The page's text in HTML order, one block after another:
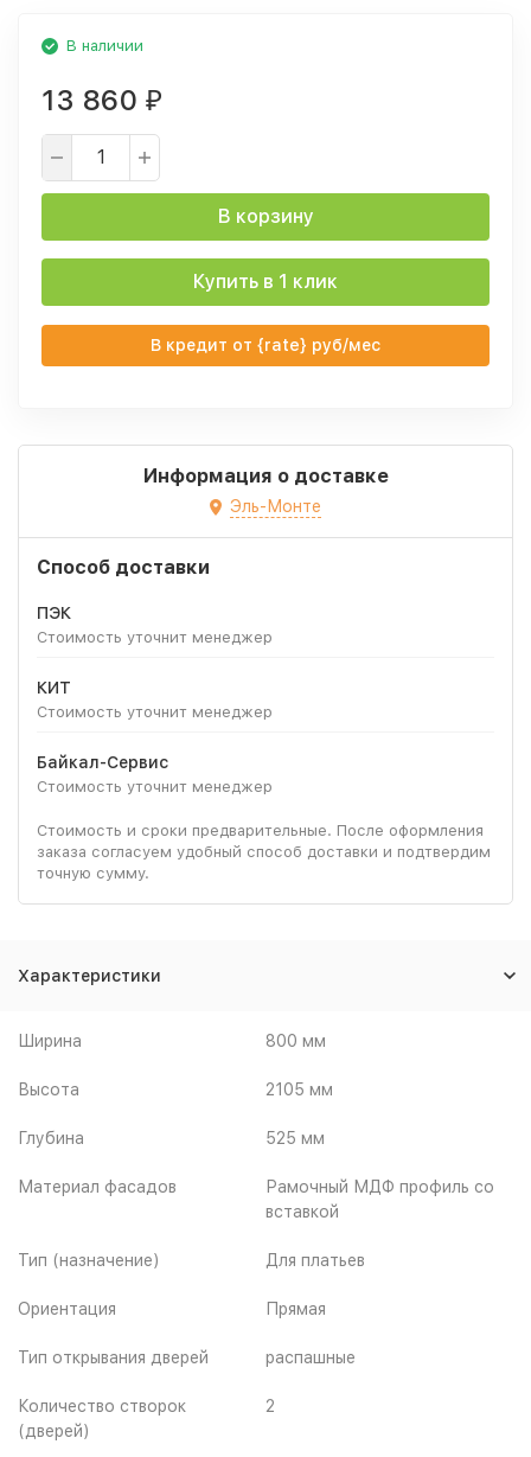
В наличии
13 860 ₽
В корзину
Купить в 1 клик
В кредит от {rate} руб/мес
Информация о доставке
Эль-Монте
Способ доставки
ПЭК
Стоимость уточнит менеджер
КИТ
Стоимость уточнит менеджер
Байкал-Сервис
Стоимость уточнит менеджер
Стоимость и сроки предварительные. После оформления
заказа согласуем удобный способ доставки и подтвердим
точную сумму.
Характеристики
Ширина 800 мм
Высота 2105 мм
Глубина 525 мм
Материал фасадов
Рамочный МДФ профиль со
вставкой
Тип (назначение) Для платьев
Ориентация Прямая
Тип открывания дверей распашные
Количество створок
(дверей)
2